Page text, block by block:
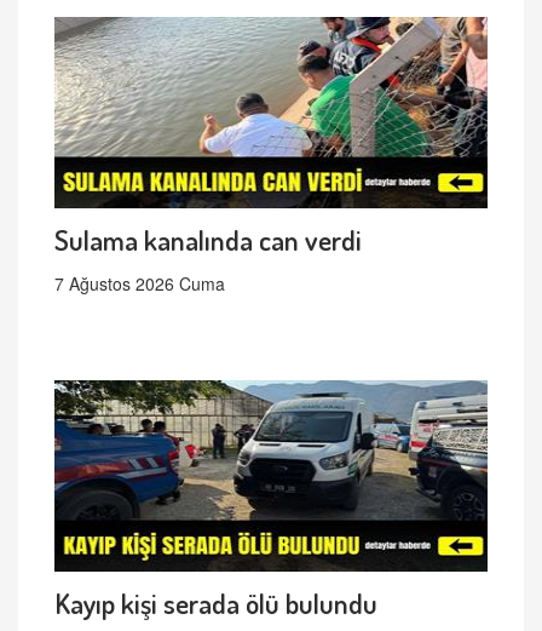
Sulama kanalında can verdi
7 Ağustos 2026 Cuma
Kayıp kişi serada ölü bulundu